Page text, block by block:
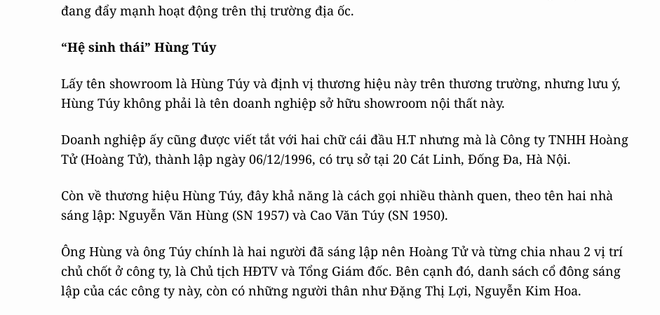
đang đẩy mạnh hoạt động trên thị trường địa ốc.
“Hệ sinh thái” Hùng Túy
Lấy tên showroom là Hùng Túy và định vị thương hiệu này trên thương trường, nhưng lưu ý,
Hùng Túy không phải là tên doanh nghiệp sở hữu showroom nội thất này.
Doanh nghiệp ấy cũng được viết tắt với hai chữ cái đầu H.T nhưng mà là Công ty TNHH Hoàng
Tử (Hoàng Tử), thành lập ngày 06/12/1996, có trụ sở tại 20 Cát Linh, Đống Đa, Hà Nội.
Còn về thương hiệu Hùng Túy, đây khả năng là cách gọi nhiều thành quen, theo tên hai nhà
sáng lập: Nguyễn Văn Hùng (SN 1957) và Cao Văn Túy (SN 1950).
Ông Hùng và ông Túy chính là hai người đã sáng lập nên Hoàng Tử và từng chia nhau 2 vị trí
chủ chốt ở công ty, là Chủ tịch HĐTV và Tổng Giám đốc. Bên cạnh đó, danh sách cổ đông sáng
lập của các công ty này, còn có những người thân như Đặng Thị Lợi, Nguyễn Kim Hoa.